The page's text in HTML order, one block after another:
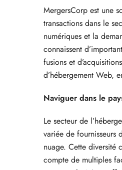
MergersCorp est une
transactions dans le
numériques et la
connaissent
fusions et
d’hébergement Web,
Naviguer dans le
Le secteur de
variée de fournisseurs
nuage. Cette diversité
compte de multiples